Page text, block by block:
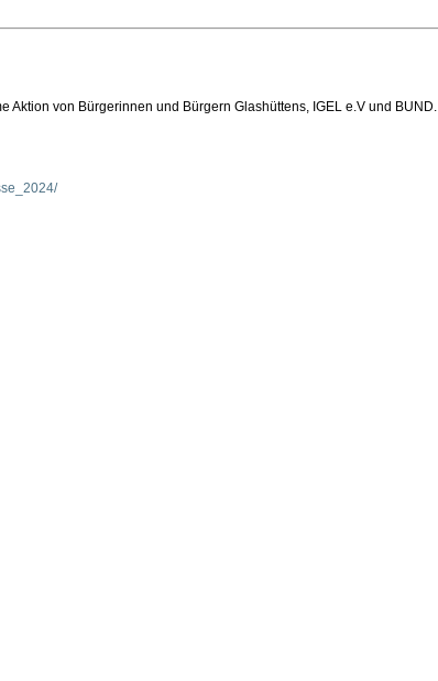
Aktion von Bürgerinnen und Bürgern Glashüttens, IGEL e.V und BUND.